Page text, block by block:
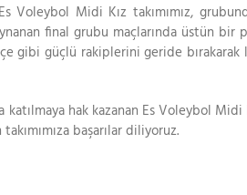
Midi Kız takımımız,
final grubu maçlarında üstün bir
gibi güçlü rakiplerini geride
hak kazanan Es Voleybol Midi
başarılar diliyoruz.